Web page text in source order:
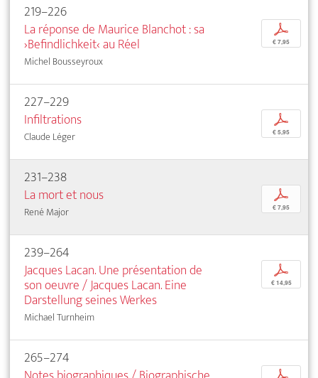
219–226
La réponse de Maurice Blanchot : sa
›Befindlichkeit‹ au Réel
Michel Bousseyroux
p
€ 7,95
227–229
Infiltrations
Claude Léger
p
€ 5,95
231–238
La mort et nous
René Major
p
€ 7,95
239–264
Jacques Lacan. Une présentation de
son oeuvre / Jacques Lacan. Eine
Darstellung seines Werkes
Michael Turnheim
p
€ 14,95
265–274